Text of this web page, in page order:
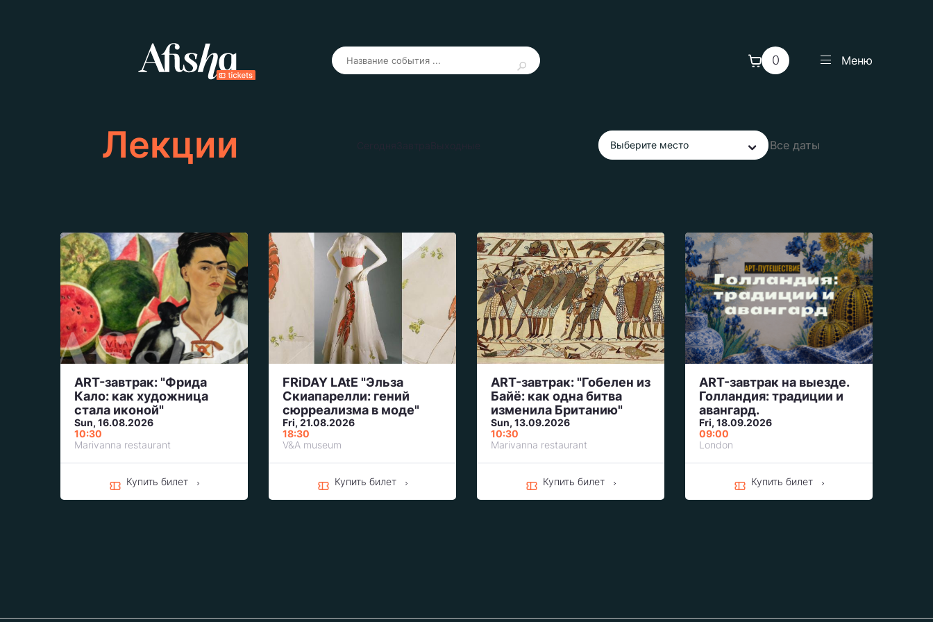
0 Меню
Лекции Выберите место
ART-завтрак: "Фрида
Кало: как художница
стала иконой"
Sun, 16.08.2026
10:30
Marivanna restaurant
Купить билет
FRiDAY LAtE "Эльза
Скиапарелли: гений
сюрреализма в моде"
Fri, 21.08.2026
18:30
V&A museum
Купить билет
ART-завтрак: "Гобелен из
Байё: как одна битва
изменила Британию"
Sun, 13.09.2026
10:30
Marivanna restaurant
Купить билет
ART-завтрак на выезде.
Голландия: традиции и
авангард.
Fri, 18.09.2026
09:00
London
Купить билет